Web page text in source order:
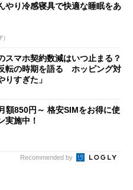
やり冷感寝具で快適な睡眠をあ
スマホ契約数減はいつ止まる？
転の時期を語る ホッピング対
りすぎた」
額850円～ 格安SIMをお得に使
実施中！
Recommended by